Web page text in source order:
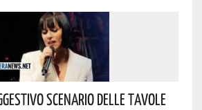
Scenario Delle Tavole